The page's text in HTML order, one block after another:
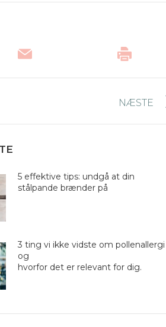
NÆSTE
5 effektive tips: undgå at din
stålpande brænder på
3 ting vi ikke vidste om pollenallergi
og
hvorfor det er relevant for dig.